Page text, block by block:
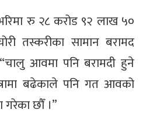
रु २८ करोड ९२ लाख ५०
तस्करीका सामान बरामद
आवमा पनि बरामदी हुने
बढेकाले पनि गत आवको
छौँ ।”